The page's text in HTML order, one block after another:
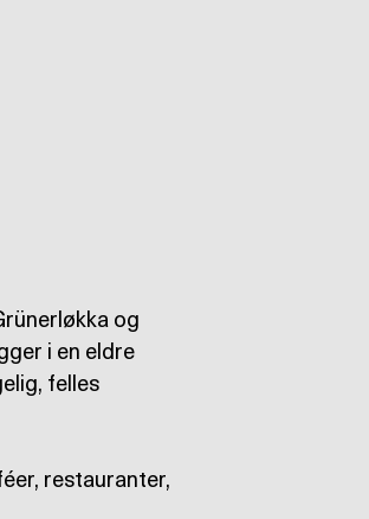
og
i en eldre
felles
restauranter,